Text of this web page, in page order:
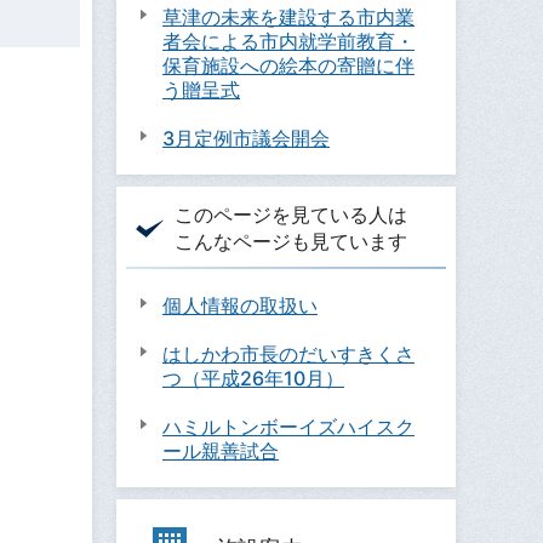
草津の未来を建設する市内業
者会による市内就学前教育・
保育施設への絵本の寄贈に伴
う贈呈式
3月定例市議会開会
このページを見ている人は
こんなページも見ています
個人情報の取扱い
はしかわ市長のだいすきくさ
つ（平成26年10月）
ハミルトンボーイズハイスク
ール親善試合